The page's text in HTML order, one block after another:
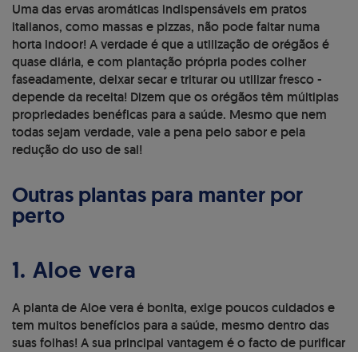
Uma das ervas aromáticas indispensáveis em pratos
italianos, como massas e pizzas, não pode faltar numa
horta indoor! A verdade é que a utilização de orégãos é
quase diária, e com plantação própria podes colher
faseadamente, deixar secar e triturar ou utilizar fresco -
depende da receita! Dizem que os orégãos têm múltiplas
propriedades benéficas para a saúde. Mesmo que nem
todas sejam verdade, vale a pena pelo sabor e pela
redução do uso de sal!
Outras plantas para manter por
perto
1. Aloe vera
A planta de Aloe vera é bonita, exige poucos cuidados e
tem muitos benefícios para a saúde, mesmo dentro das
suas folhas! A sua principal vantagem é o facto de purificar